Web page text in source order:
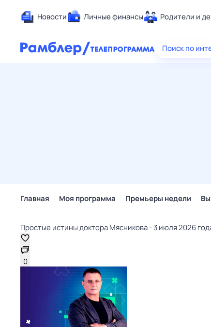
Новости Личные финансы Родители и
Поиск по
Главная Моя программа Премьеры недели
Простые истины доктора Мясникова - 3 июля 2026
0